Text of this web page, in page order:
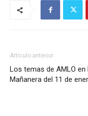
Artículo anterior
Los temas de AMLO en
Mañanera del 11 de